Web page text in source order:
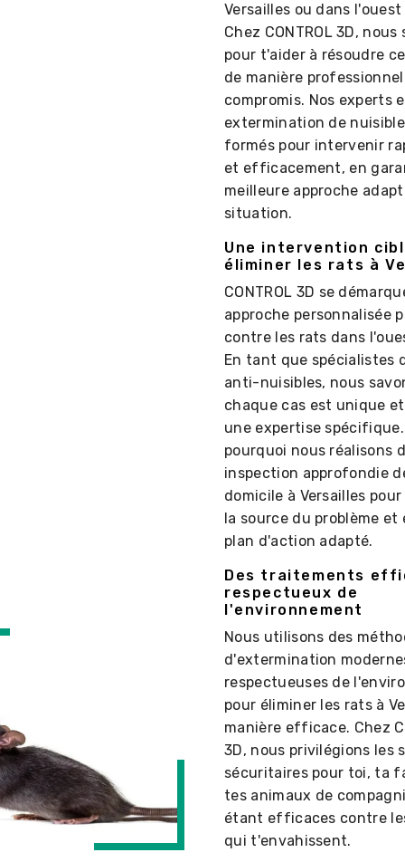
Versailles ou dans
Chez CONTROL 3D, nous
pour t'aider à résoudre
de manière
compromis. Nos experts
extermination de
formés pour intervenir
et efficacement, en
meilleure approche
situation.
Une intervention
éliminer les rats à
CONTROL 3D se
approche personnalisée
contre les rats dans
En tant que spécialistes
anti-nuisibles, nous
chaque cas est unique
une expertise
pourquoi nous réalisons
inspection approfondie
domicile à Versailles
la source du problème
plan d'action adapté.
Des traitements
respectueux de
l'environnement
Nous utilisons des
d'extermination
respectueuses de
pour éliminer les rats à
manière efficace. Chez
3D, nous privilégions les
sécuritaires pour toi, ta
tes animaux de
étant efficaces contre
qui t'envahissent.